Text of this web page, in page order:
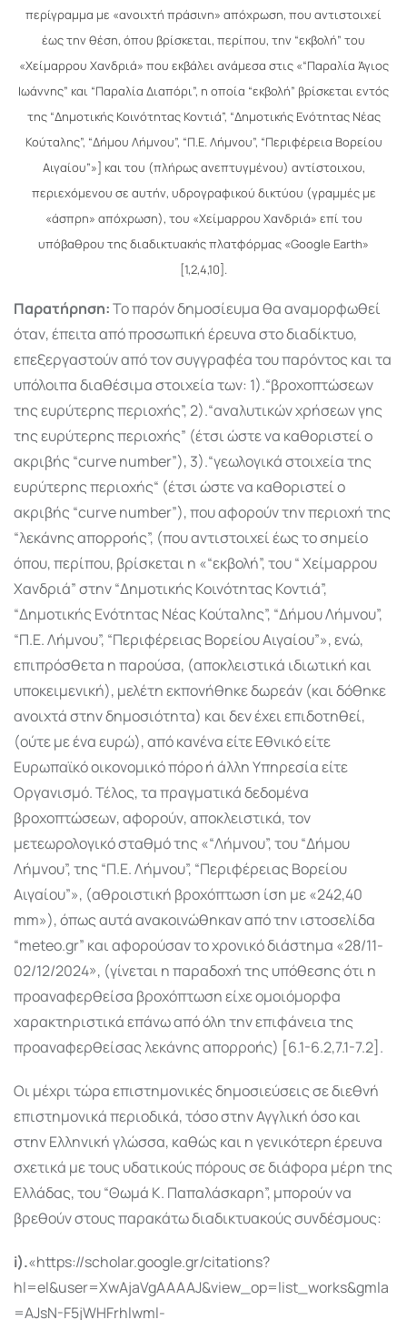
περίγραμμα με «ανοιχτή πράσινη» απόχρωση, που αντιστοιχεί
έως την θέση, όπου βρίσκεται, περίπου, την “εκβολή” του
«Χείμαρρου Χανδριά» που εκβάλει ανάμεσα στις «“Παραλία Άγιος
Ιωάννης” και “Παραλία Διαπόρι”, η οποία “εκβολή” βρίσκεται εντός
της “Δημοτικής Κοινότητας Κοντιά”, “Δημοτικής Ενότητας Νέας
Κούταλης”, “Δήμου Λήμνου”, “Π.Ε. Λήμνου”, “Περιφέρεια Βορείου
Αιγαίου”»] και του (πλήρως ανεπτυγμένου) αντίστοιχου,
περιεχόμενου σε αυτήν, υδρογραφικού δικτύου (γραμμές με
«άσπρη» απόχρωση), του «Χείμαρρου Χανδριά» επί του
υπόβαθρου της διαδικτυακής πλατφόρμας «Google Earth»
[1,2,4,10].
Παρατήρηση:Το παρόν δημοσίευμα θα αναμορφωθεί
όταν, έπειτα από προσωπική έρευνα στο διαδίκτυο,
επεξεργαστούν από τον συγγραφέα του παρόντος και τα
υπόλοιπα διαθέσιμα στοιχεία των: 1).“βροχοπτώσεων
της ευρύτερης περιοχής”, 2).“αναλυτικών χρήσεων γης
της ευρύτερης περιοχής” (έτσι ώστε να καθοριστεί ο
ακριβής “curve number”), 3).“γεωλογικά στοιχεία της
ευρύτερης περιοχής“ (έτσι ώστε να καθοριστεί ο
ακριβής “curve number”), που αφορούν την περιοχή της
“λεκάνης απορροής”, (που αντιστοιχεί έως το σημείο
όπου, περίπου, βρίσκεται η «“εκβολή”, του “ Χείμαρρου
Χανδριά” στην “Δημοτικής Κοινότητας Κοντιά”,
“Δημοτικής Ενότητας Νέας Κούταλης”, “Δήμου Λήμνου”,
“Π.Ε. Λήμνου”, “Περιφέρειας Βορείου Αιγαίου”», ενώ,
επιπρόσθετα η παρούσα, (αποκλειστικά ιδιωτική και
υποκειμενική), μελέτη εκπονήθηκε δωρεάν (και δόθηκε
ανοιχτά στην δημοσιότητα) και δεν έχει επιδοτηθεί,
(ούτε με ένα ευρώ), από κανένα είτε Εθνικό είτε
Ευρωπαϊκό οικονομικό πόρο ή άλλη Υπηρεσία είτε
Οργανισμό. Τέλος, τα πραγματικά δεδομένα
βροχοπτώσεων, αφορούν, αποκλειστικά, τον
μετεωρολογικό σταθμό της «“Λήμνου”, του “Δήμου
Λήμνου”, της “Π.Ε. Λήμνου”, “Περιφέρειας Βορείου
Αιγαίου”», (αθροιστική βροχόπτωση ίση με «242,40
mm»), όπως αυτά ανακοινώθηκαν από την ιστοσελίδα
“meteo.gr” και αφορούσαν το χρονικό διάστημα «28/11-
02/12/2024», (γίνεται η παραδοχή της υπόθεσης ότι η
προαναφερθείσα βροχόπτωση είχε ομοιόμορφα
χαρακτηριστικά επάνω από όλη την επιφάνεια της
προαναφερθείσας λεκάνης απορροής) [6.1-6.2,7.1-7.2].
Οι μέχρι τώρα επιστημονικές δημοσιεύσεις σε διεθνή
επιστημονικά περιοδικά, τόσο στην Αγγλική όσο και
στην Ελληνική γλώσσα, καθώς και η γενικότερη έρευνα
σχετικά με τους υδατικούς πόρους σε διάφορα μέρη της
Ελλάδας, του “Θωμά Κ. Παπαλάσκαρη”, μπορούν να
βρεθούν στους παρακάτω διαδικτυακούς συνδέσμους:
i).«https://scholar.google.gr/citations?
hl=el&user=XwAjaVgAAAAJ&view_op=list_works&gmla
=AJsN-F5jWHFrhlwml-